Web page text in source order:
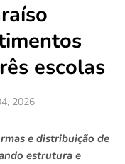
escolas
2026
e distribuição de
estrutura e